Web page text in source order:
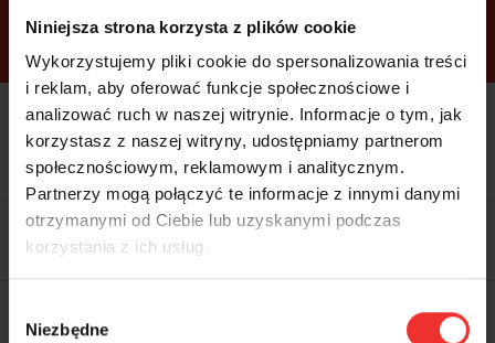
Niniejsza strona korzysta z plików cookie
Wykorzystujemy pliki cookie do spersonalizowania treści
i reklam, aby oferować funkcje społecznościowe i
analizować ruch w naszej witrynie. Informacje o tym, jak
korzystasz z naszej witryny, udostępniamy partnerom
społecznościowym, reklamowym i analitycznym.
Partnerzy mogą połączyć te informacje z innymi danymi
otrzymanymi od Ciebie lub uzyskanymi podczas
korzystania z ich usług.
zgody
Niezbędne
ramach
pakietów
VIP Premium
Kolacja z prelegentami i before
party (Hotel Sheraton, 27.10) tylko
wbilecie ALLPASS VIP
Dostępne
tylko w
bilecie
ALLPASS
VIP
Dedykowana strefa VIP z
możliwością networkingu z
prelegentami i wystawcami w
WARTOŚĆ: 1970 zł